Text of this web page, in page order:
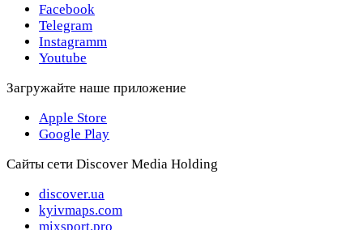
Facebook
Telegram
Instagramm
Youtube
Загружайте наше приложение
Apple Store
Google Play
Сайты сети Discover Media Holding
discover.ua
kyivmaps.com
mixsport.pro